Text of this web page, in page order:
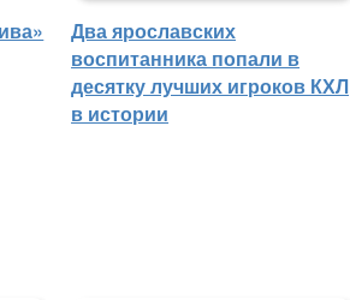
Два ярославских
воспитанника попали в
десятку лучших игроков КХЛ
в истории